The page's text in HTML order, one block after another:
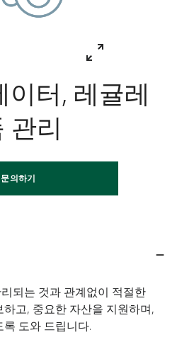
이터, 레귤레
관리
문의하기
되는 것과 관계없이 적절한
고, 중요한 자산을 지원하며,
도와 드립니다.